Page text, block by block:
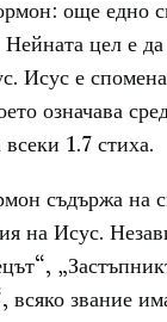
още едно
цел е
Исус е
означава
1.7 стиха.
съдържа на
на Исус.
всяко звание